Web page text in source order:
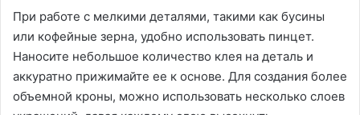
При работе с мелкими деталями, такими как бусины
или кофейные зерна, удобно использовать пинцет.
Наносите небольшое количество клея на деталь и
аккуратно прижимайте ее к основе. Для создания более
объемной кроны, можно использовать несколько слоев